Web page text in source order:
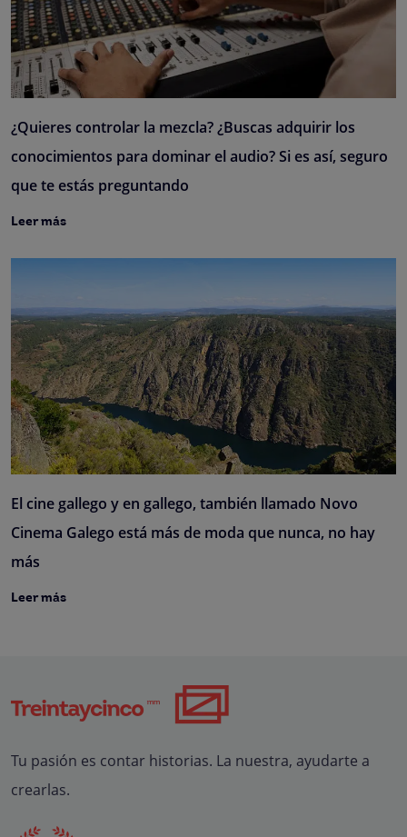
¿Quieres controlar la mezcla? ¿Buscas adquirir los
conocimientos para dominar el audio? Si es así, seguro
que te estás preguntando
Leer más
El cine gallego y en gallego, también llamado Novo
Cinema Galego está más de moda que nunca, no hay
más
Leer más
Tu pasión es contar historias. La nuestra, ayudarte a
crearlas.